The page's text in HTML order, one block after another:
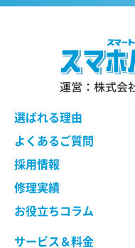
運営：株式会
選ばれる理由
よくあるご質問
採用情報
修理実績
お役立ちコラム
サービス＆料金